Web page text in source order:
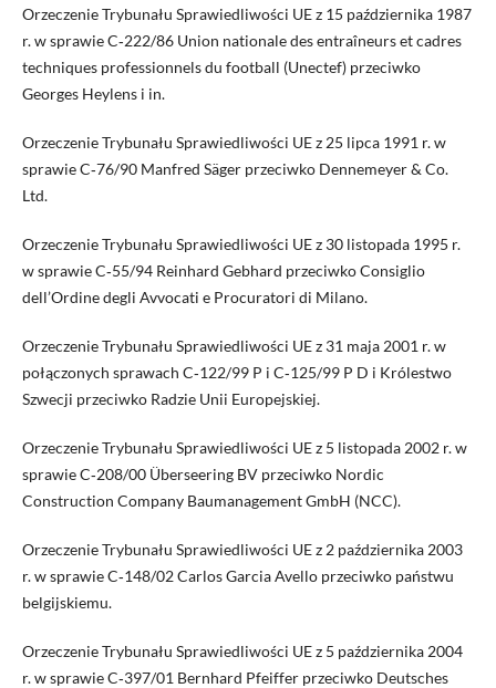
Orzeczenie Trybunału Sprawiedliwości UE z 15 października 1987
r. w sprawie C‑222/86 Union nationale des entraîneurs et cadres
techniques professionnels du football (Unectef) przeciwko
Georges Heylens i in.
Orzeczenie Trybunału Sprawiedliwości UE z 25 lipca 1991 r. w
sprawie C‑76/90 Manfred Säger przeciwko Dennemeyer & Co.
Ltd.
Orzeczenie Trybunału Sprawiedliwości UE z 30 listopada 1995 r.
w sprawie C‑55/94 Reinhard Gebhard przeciwko Consiglio
dell’Ordine degli Avvocati e Procuratori di Milano.
Orzeczenie Trybunału Sprawiedliwości UE z 31 maja 2001 r. w
połączonych sprawach C‑122/99 P i C‑125/99 P D i Królestwo
Szwecji przeciwko Radzie Unii Europejskiej.
Orzeczenie Trybunału Sprawiedliwości UE z 5 listopada 2002 r. w
sprawie C‑208/00 Überseering BV przeciwko Nordic
Construction Company Baumanagement GmbH (NCC).
Orzeczenie Trybunału Sprawiedliwości UE z 2 października 2003
r. w sprawie C‑148/02 Carlos Garcia Avello przeciwko państwu
belgijskiemu.
Orzeczenie Trybunału Sprawiedliwości UE z 5 października 2004
r. w sprawie C‑397/01 Bernhard Pfeiffer przeciwko Deutsches